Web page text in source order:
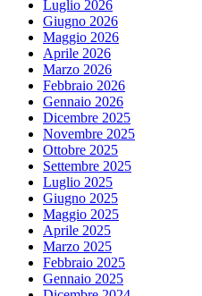
Luglio 2026
Giugno 2026
Maggio 2026
Aprile 2026
Marzo 2026
Febbraio 2026
Gennaio 2026
Dicembre 2025
Novembre 2025
Ottobre 2025
Settembre 2025
Luglio 2025
Giugno 2025
Maggio 2025
Aprile 2025
Marzo 2025
Febbraio 2025
Gennaio 2025